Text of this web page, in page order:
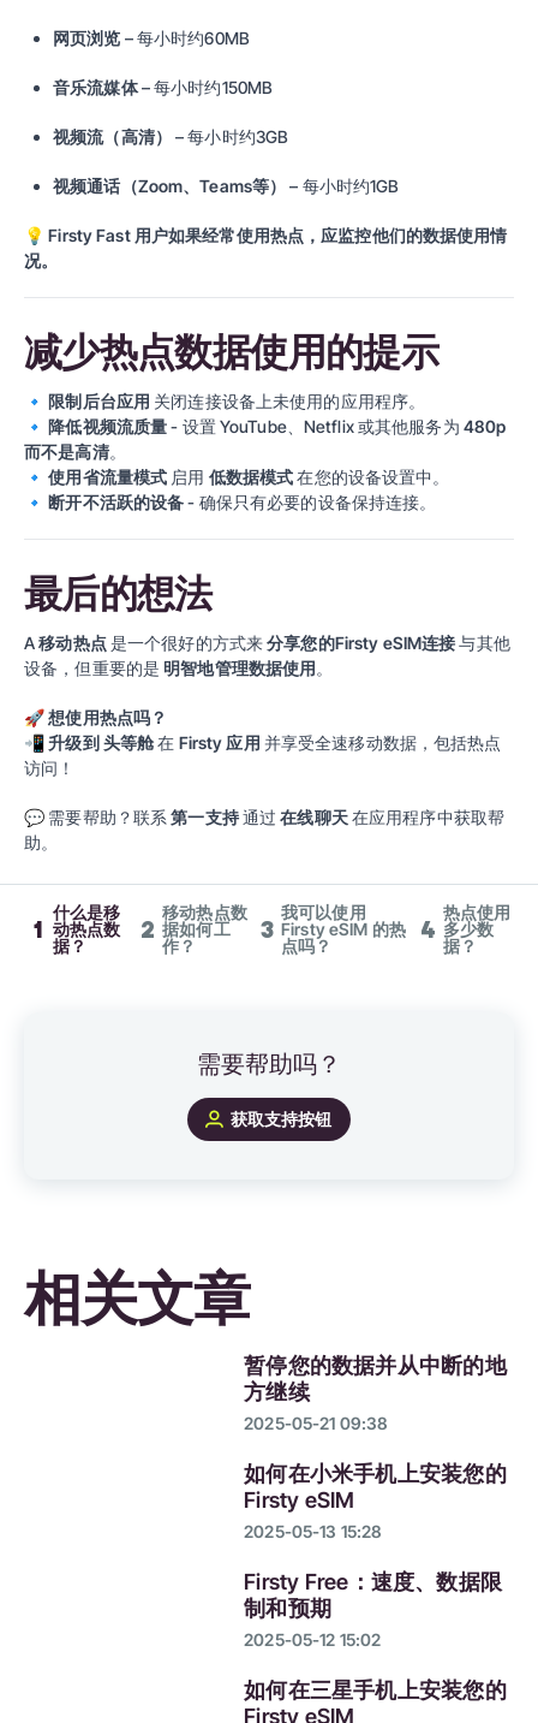
网页浏览 – 每小时约60MB
音乐流媒体– 每小时约150MB
视频流（高清） – 每小时约3GB
视频通话（Zoom、Teams等） – 每小时约1GB
💡 Firsty Fast 用户如果经常使用热点，应监控他们的数据使用情
况。
减少热点数据使用的提示
🔹 限制后台应用 关闭连接设备上未使用的应用程序。
🔹 降低视频流质量- 设置 YouTube、Netflix 或其他服务为 480p
而不是高清。
🔹 使用省流量模式 启用 低数据模式在您的设备设置中。
🔹 断开不活跃的设备- 确保只有必要的设备保持连接。
最后的想法
A移动热点是一个很好的方式来分享您的Firsty eSIM连接与其他
设备，但重要的是 明智地管理数据使用。
🚀想使用热点吗？
📲 升级到头等舱在 Firsty 应用 并享受全速移动数据，包括热点
访问！
💬 需要帮助？联系第一支持通过在线聊天在应用程序中获取帮
助。
1
什么是移
动热点数
据？
2
移动热点数
据如何工
作？
3
我可以使用
Firsty eSIM 的热
点吗？
4
热点使用
多少数
据？
需要帮助吗？
获取支持按钮
相关文章
暂停您的数据并从中断的地
方继续
2025-05-21 09:38
如何在小米手机上安装您的
Firsty eSIM
2025-05-13 15:28
Firsty Free：速度、数据限
制和预期
2025-05-12 15:02
如何在三星手机上安装您的
Firsty eSIM